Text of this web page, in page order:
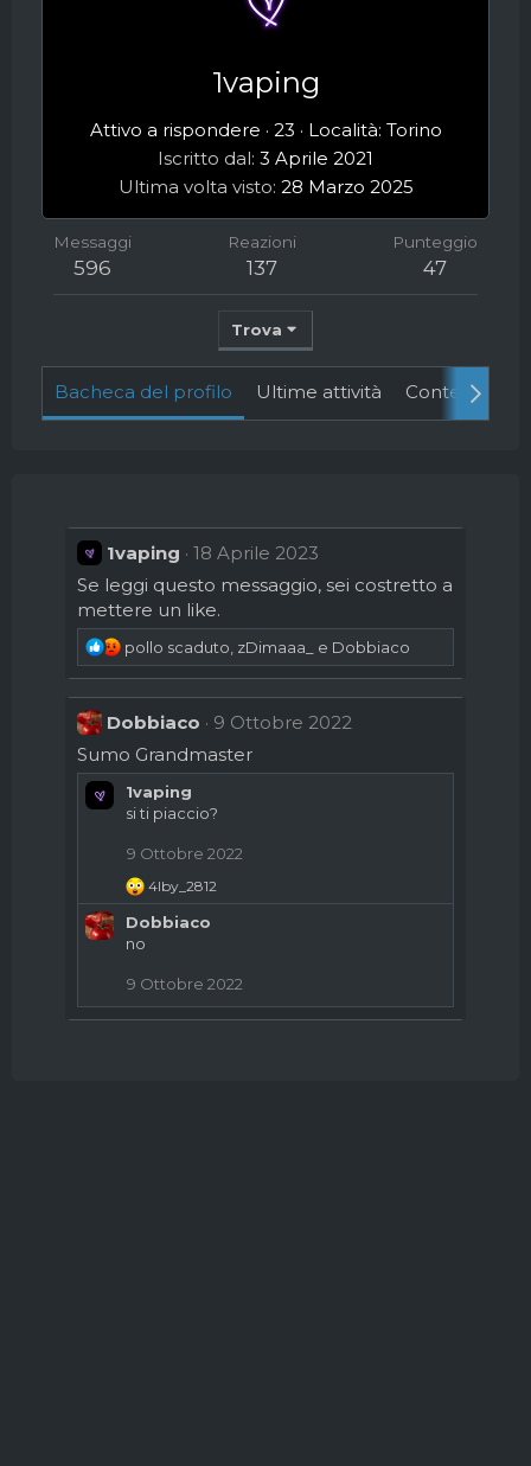
1vaping
Attivo a rispondere · 23 · Località: Torino
Iscritto dal 3 Aprile 2021
Ultima volta visto 28 Marzo 2025
Messaggi
596
Reazioni
137
Punteggio
47
Trova
Bacheca del profilo Ultime attività Contenuto
1vaping
18 Aprile 2023
Se leggi questo messaggio, sei costretto a
mettere un like.
R
e
t
i
o
n
s
pollo scaduto zDimaaa_ e Dobbiaco
Dobbiaco
9 Ottobre 2022
Sumo Grandmaster
1vaping
si ti piaccio?
9 Ottobre 2022
R
e
a
i
o
n
4lby_2812
Dobbiaco
no
9 Ottobre 2022